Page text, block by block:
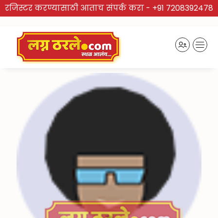
रजिस्टर करण्यासाठी आताच संपर्क करा - +91 7208392478